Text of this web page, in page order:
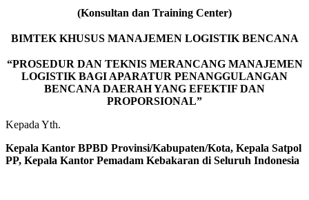
(Konsultan dan Training Center)
BIMTEK KHUSUS MANAJEMEN LOGISTIK BENCANA
“PROSEDUR DAN TEKNIS MERANCANG MANAJEMEN
LOGISTIK BAGI APARATUR PENANGGULANGAN
BENCANA DAERAH YANG EFEKTIF DAN
PROPORSIONAL”
Kepada Yth.
Kepala Kantor BPBD Provinsi/Kabupaten/Kota, Kepala Satpol
PP, Kepala Kantor Pemadam Kebakaran di Seluruh Indonesia